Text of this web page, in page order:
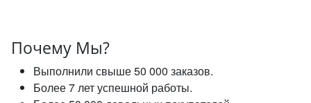
Почему Мы?
Выполнили свыше 50 000 заказов.
Более 7 лет успешной работы.